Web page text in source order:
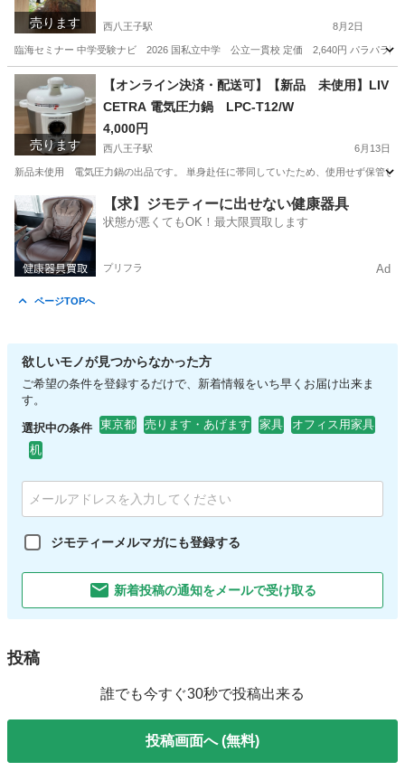
売ります 西八王子駅 8月2日
臨海セミナー 中学受験ナビ 2026 国私立中学 公立一貫校 定価 2,640円 パラパラ開
東京 八王子市 西八王子駅 参考書
売ります
【オンライン決済・配送可】【新品 未使用】LIV
CETRA 電気圧力鍋 LPC-T12/W
4,000円
西八王子駅 6月13日
新品未使用 電気圧力鍋の出品です。 単身赴任に帯同していたため、使用せず保管し
東京 八王子市 西八王子駅 キッチン家電 電気圧力鍋
【求】ジモティーに出せない健康器具
状態が悪くてもOK！最大限買取します
プリフラ Ad
ページTOPへ
欲しいモノが見つからなかった方
ご希望の条件を登録するだけで、新着情報をいち早くお届け出来ま
す。
選択中の条件 東京都 売ります・あげます 家具
オフィス用家具
机
ジモティーメルマガにも登録する
新着投稿の通知をメールで受け取る
投稿
誰でも今すぐ30秒で投稿出来る
投稿画面へ (無料)